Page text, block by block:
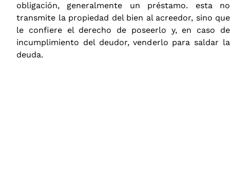
obligación, generalmente un préstamo. esta no
transmite la propiedad del bien al acreedor, sino que
le confiere el derecho de poseerlo y, en caso de
incumplimiento del deudor, venderlo para saldar la
deuda.